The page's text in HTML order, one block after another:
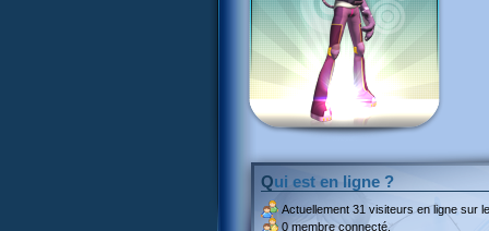
Qui est en ligne ?
Actuellement 31 visiteurs en ligne sur
0 membre connecté.